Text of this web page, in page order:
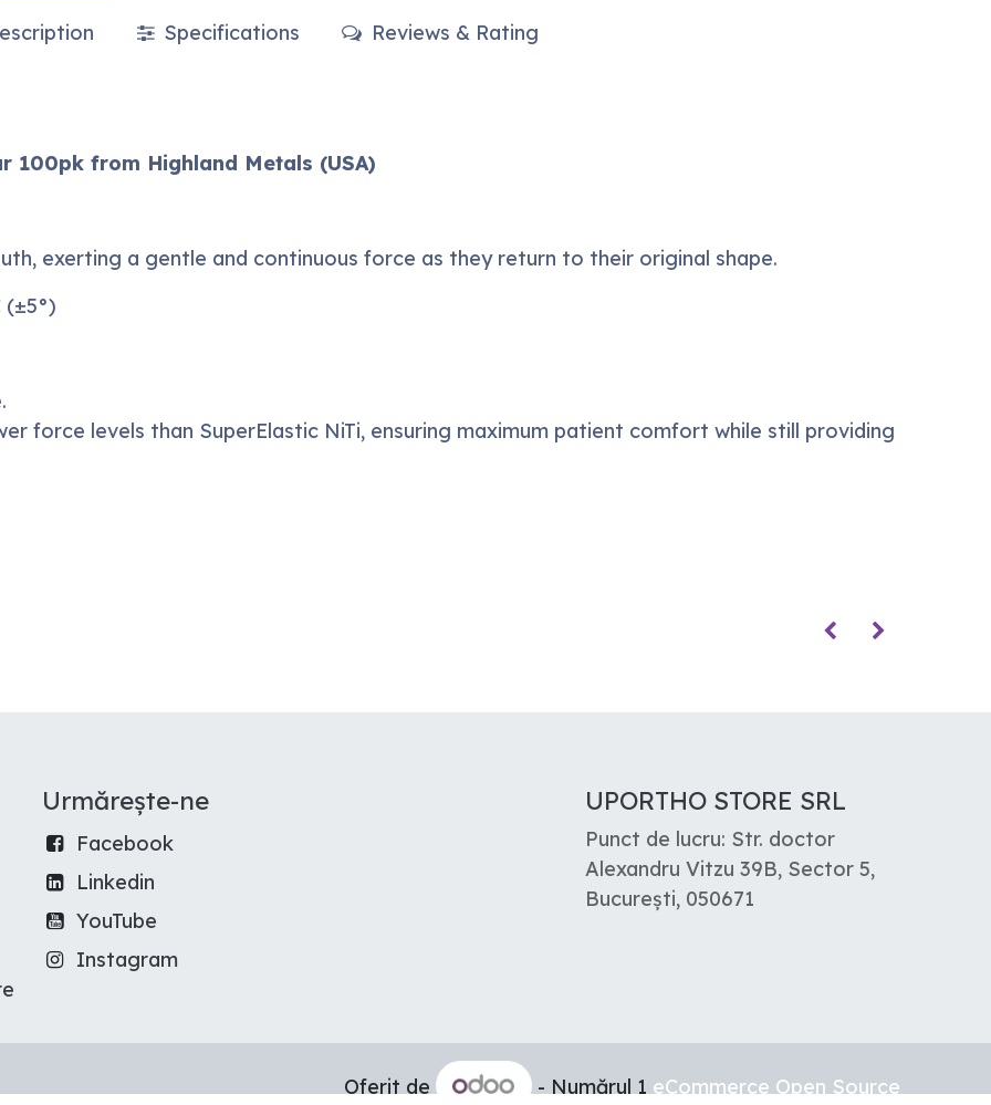
Specifications Reviews & Rating
100pk from Highland Metals (USA)
exerting a gentle and continuous force as they return to their original shape.
force levels than SuperElastic NiTi, ensuring maximum patient comfort while still providing
Urmărește-ne
Facebook
Linkedin
YouTube
Instagram
UPORTHO STORE SRL
Punct de lucru: Str. doctor
Alexandru Vitzu 39B, Sector 5,
București, 050671
Oferit de - Numărul 1 eCommerce Open Source